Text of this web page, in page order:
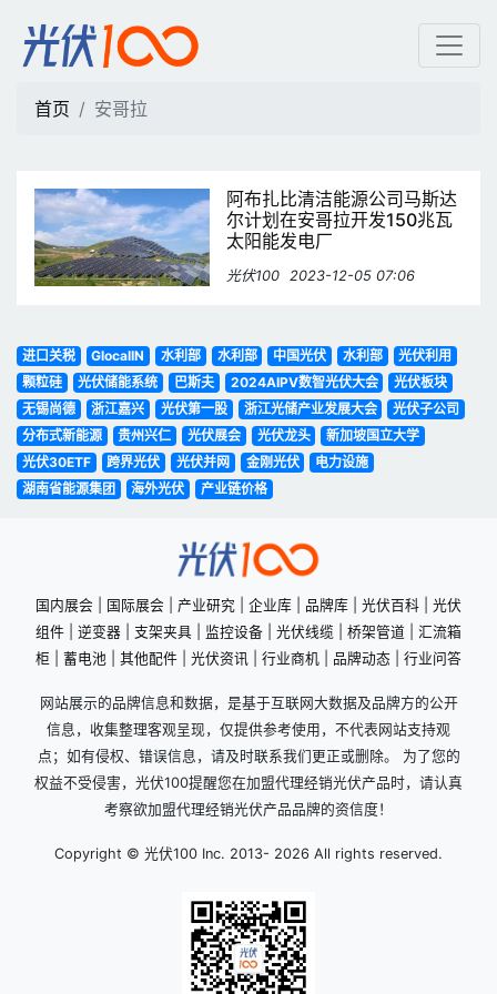
安哥拉 | 光伏100
首页 安哥拉
阿布扎比清洁能源公司马斯达
尔计划在安哥拉开发150兆瓦
太阳能发电厂
光伏100 2023-12-05 07:06
进口关税 GlocalIN 水利部 水利部 中国光伏 水利部
光伏利用
颗粒硅
光伏储能系统 巴斯夫 2024AIPV数智光伏大会
光伏板块
无锡尚德
浙江嘉兴 光伏第一股 浙江光储产业发展大会
光伏子公司
分布式新能源
贵州兴仁 光伏展会 光伏龙头
新加坡国立大学
光伏30ETF
跨界光伏 光伏并网 金刚光伏
电力设施
湖南省能源集团
海外光伏 产业链价格
国内展会 国际展会 产业研究 企业库 品牌库 光伏百科
光伏
组件
逆变器 支架夹具 监控设备 光伏线缆 桥架管道
汇流箱
柜
蓄电池 其他配件 光伏资讯 行业商机 品牌动态 行业问答
网站展示的品牌信息和数据，是基于互联网大数据及品牌方的公开
信息，收集整理客观呈现，仅提供参考使用，不代表网站支持观
点；如有侵权、错误信息，请及时联系我们更正或删除。 为了您的
权益不受侵害，光伏100提醒您在加盟代理经销光伏产品时，请认真
考察欲加盟代理经销光伏产品品牌的资信度！
Copyright © 光伏100 Inc. 2013- 2026 All rights reserved.